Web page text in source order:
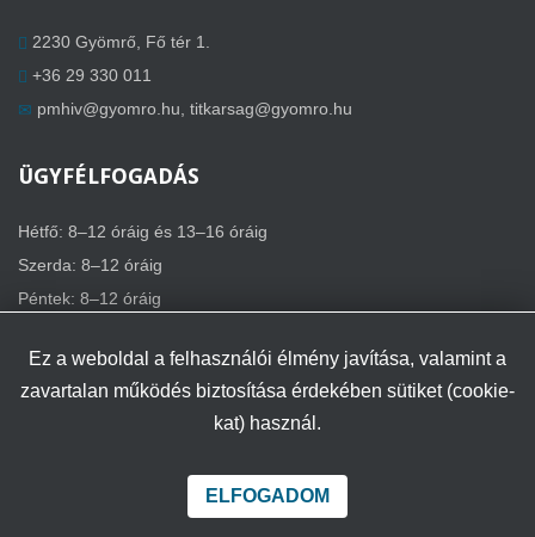
2230 Gyömrő, Fő tér 1.
+36 29 330 011
pmhiv@gyomro.hu titkarsag@gyomro.hu
ÜGYFÉLFOGADÁS
Hétfő: 8–12 óráig és 13–16 óráig
Szerda: 8–12 óráig
Péntek: 8–12 óráig
Oldaltérkép
Ez a weboldal a felhasználói élmény javítása, valamint a
zavartalan működés biztosítása érdekében sütiket (cookie-
kat) használ.
ELFOGADOM